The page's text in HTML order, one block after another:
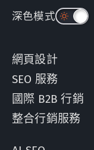
深色模式
網頁設計
SEO 服務
國際 B2B 行銷
整合行銷服務